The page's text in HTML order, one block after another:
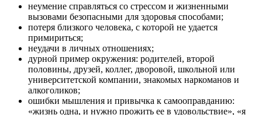
неумение справляться со стрессом и жизненными
вызовами безопасными для здоровья способами;
потеря близкого человека, с которой не удается
примириться;
неудачи в личных отношениях;
дурной пример окружения: родителей, второй
половины, друзей, коллег, дворовой, школьной или
университетской компании, знакомых наркоманов и
алкоголиков;
ошибки мышления и привычка к самооправданию:
«жизнь одна, и нужно прожить ее в удовольствие», «я